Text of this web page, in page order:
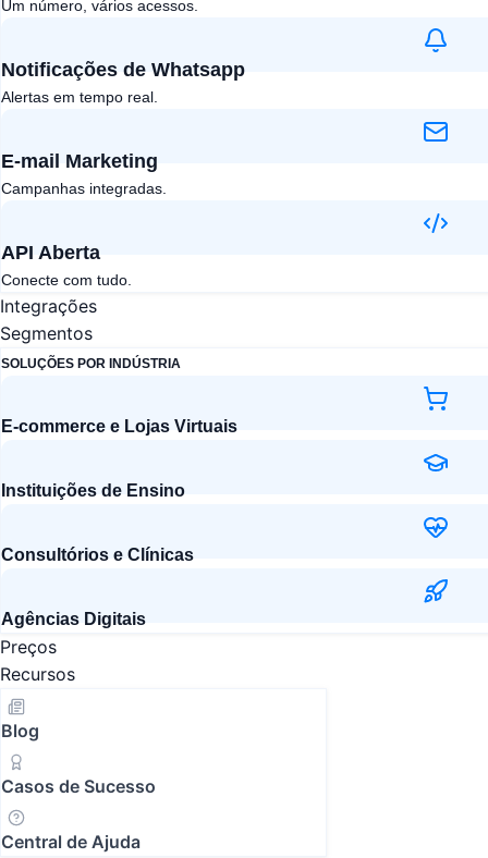
Um número, vários acessos.
Notificações de Whatsapp
Alertas em tempo real.
E-mail Marketing​
Campanhas integradas.
API Aberta​
Conecte com tudo.
Integrações
Segmentos
SOLUÇÕES POR INDÚSTRIA
E-commerce e Lojas Virtuais
Instituições de Ensino
Consultórios e Clínicas
Agências Digitais
Preços
Recursos
Blog
Casos de Sucesso
Central de Ajuda